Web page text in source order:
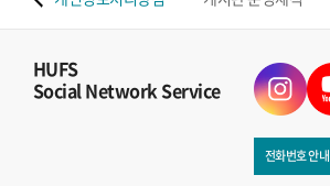
HUFS
Social Network Service
전화번호 안내